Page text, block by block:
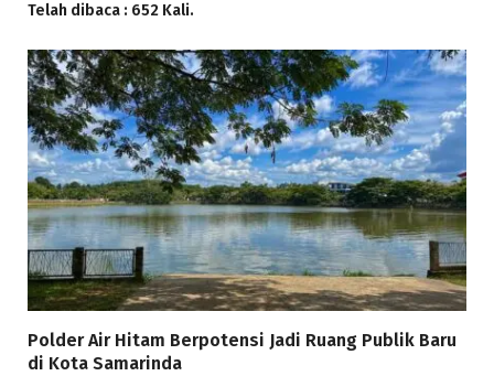
Telah dibaca : 652 Kali.
Polder Air Hitam Berpotensi Jadi Ruang Publik Baru
di Kota Samarinda